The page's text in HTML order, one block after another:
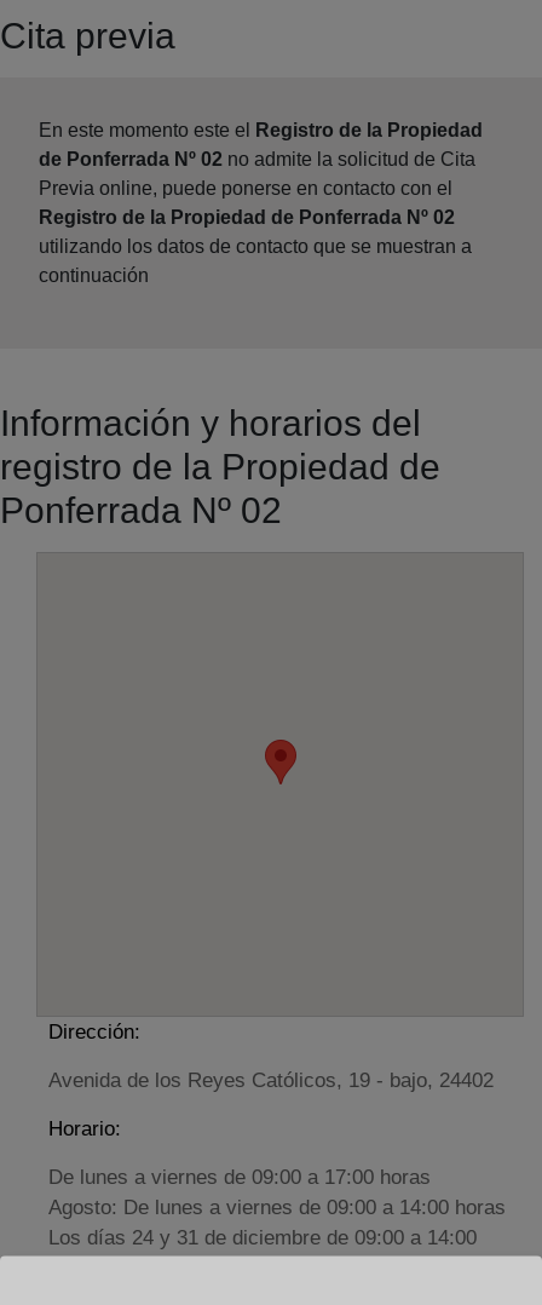
Cita previa
En este momento este el
Registro de la Propiedad
de Ponferrada Nº 02 no admite la solicitud de Cita
Previa online, puede ponerse en contacto con el
Registro de la Propiedad de Ponferrada Nº 02
utilizando los datos de contacto que se muestran a
continuación
Información y horarios del
registro de la Propiedad de
Ponferrada Nº 02
Dirección:
Avenida de los Reyes Católicos, 19 - bajo, 24402
Horario:
De lunes a viernes de 09:00 a 17:00 horas
Agosto: De lunes a viernes de 09:00 a 14:00 horas
Los días 24 y 31 de diciembre de 09:00 a 14:00